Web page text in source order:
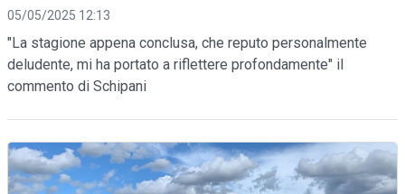
05/05/2025 12:13
"La stagione appena conclusa, che reputo personalmente
deludente, mi ha portato a riflettere profondamente" il
commento di Schipani